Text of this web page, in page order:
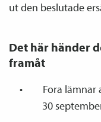
ut den beslutade
Det här händer
framåt
Fora lämnar
30